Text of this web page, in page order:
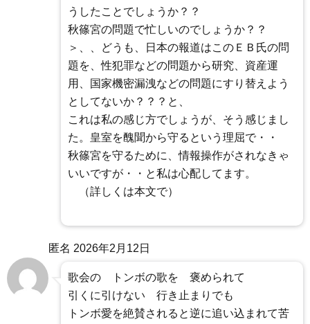
うしたことでしょうか？？
秋篠宮の問題で忙しいのでしょうか？？
＞、、どうも、日本の報道はこのＥＢ氏の問
題を、性犯罪などの問題から研究、資産運
用、国家機密漏洩などの問題にすり替えよう
としてないか？？？と、
これは私の感じ方でしょうが、そう感じまし
た。皇室を醜聞から守るという理屈で・・
秋篠宮を守るために、情報操作がされなきゃ
いいですが・・と私は心配してます。
（詳しくは本文で）
匿名 2026年2月12日
歌会の トンボの歌を 褒められて
引くに引けない 行き止まりでも
トンボ愛を絶賛されると逆に追い込まれて苦